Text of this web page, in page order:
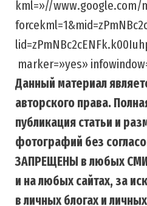
kml=»//
marker=»yes»
Данный материал
авторского права.
публикация статьи и
фотографий без
ЗАПРЕЩЕНЫ в любых
и на любых сайтах, за
в личных блогах и